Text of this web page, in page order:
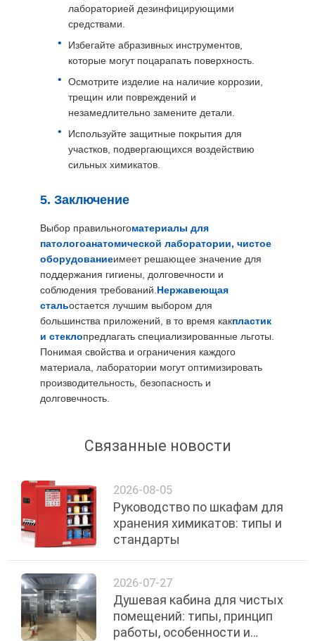
лабораторией дезинфицирующими
средствами.
Избегайте абразивных инструментов,
которые могут поцарапать поверхность.
Осмотрите изделие на наличие коррозии,
трещин или повреждений и
незамедлительно замените детали.
Используйте защитные покрытия для
участков, подвергающихся воздействию
сильных химикатов.
5. Заключение
Выбор правильногоматериалы для
патологоанатомической лаборатории, чистое
оборудованиеимеет решающее значение для
поддержания гигиены, долговечности и
соблюдения требований. Нержавеющая
стальостается лучшим выбором для
большинства приложений, в то время какпластик
и стеклопредлагать специализированные льготы.
Понимая свойства и ограничения каждого
материала, лаборатории могут оптимизировать
производительность, безопасность и
долговечность.
Связанные новости
2026-08-05
Руководство по шкафам для
хранения химикатов: типы и
стандарты
2026-07-27
Душевая кабина для чистых
помещений: типы, принцип
работы, особенности и